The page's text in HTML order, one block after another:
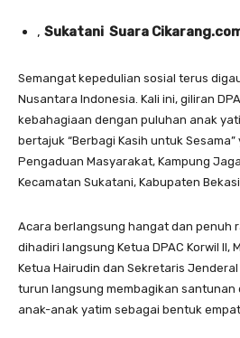
‎, Sukatani Suara
Semangat kepedulian sosial terus
Nusantara Indonesia. Kali ini, giliran
kebahagiaan dengan puluhan anak
bertajuk “Berbagi Kasih untuk
Pengaduan Masyarakat, Kampung
Kecamatan Sukatani, Kabupaten
‎Acara berlangsung hangat dan penuh
dihadiri langsung Ketua DPAC Korwil II,
Ketua Hairudin dan Sekretaris
turun langsung membagikan santunan
anak-anak yatim sebagai bentuk